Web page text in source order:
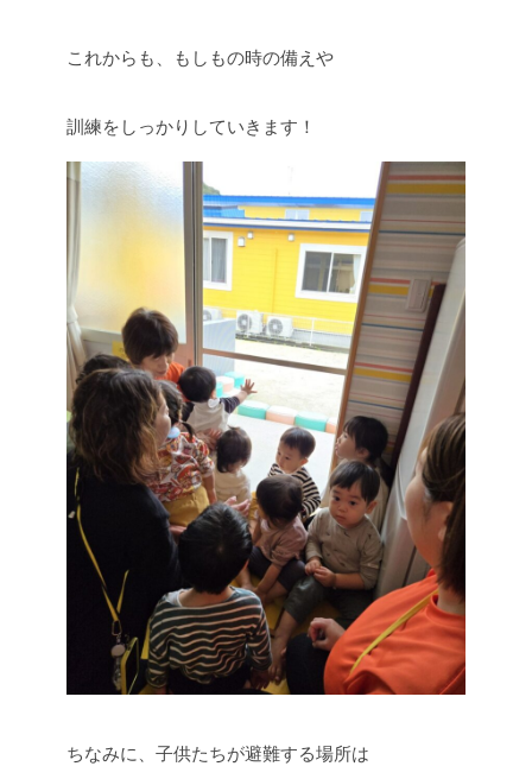
これからも、もしもの時の備えや
訓練をしっかりしていきます！
ちなみに、子供たちが避難する場所は